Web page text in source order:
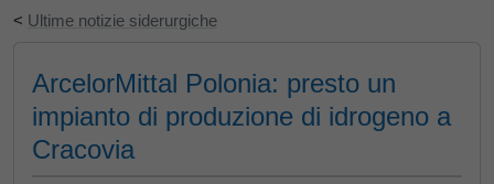
< Ultime notizie siderurgiche
ArcelorMittal Polonia: presto un
impianto di produzione di idrogeno a
Cracovia